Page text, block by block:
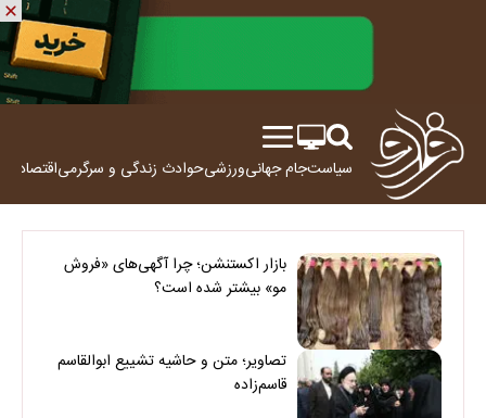
سیاستجام جهانیورزشیحوادث زندگی و سرگرمیاقتصاد
بازار اکستنشن؛ چرا آگهی‌های «فروش
مو» بیشتر شده است؟
تصاویر؛ متن و حاشیه تشییع ابوالقاسم
قاسم‌زاده